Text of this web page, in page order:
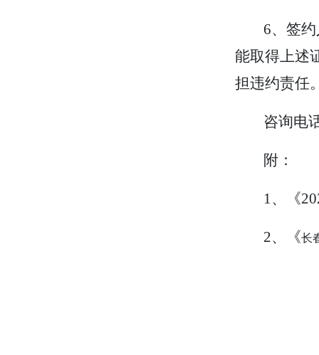
6、签
能取得上述
担违约责任
咨询电
附：
1、 《20
2、《长